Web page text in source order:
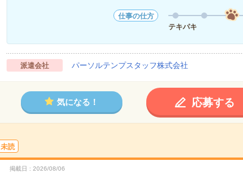
仕事の仕方
テキパキ
派遣会社 パーソルテンプスタッフ株式会社
気になる！ 応募する
未読
掲載日 2026/08/06